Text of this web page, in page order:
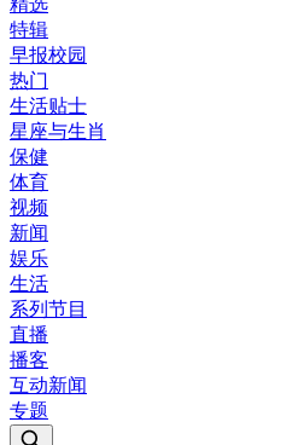
精选
特辑
早报校园
热门
生活贴士
星座与生肖
保健
体育
视频
新闻
娱乐
生活
系列节目
直播
播客
互动新闻
专题